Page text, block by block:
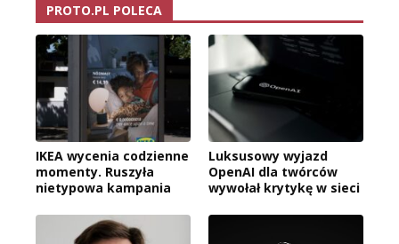
PROTO.PL POLECA
IKEA wycenia codzienne
momenty. Ruszyła
nietypowa kampania
Luksusowy wyjazd
OpenAI dla twórców
wywołał krytykę w sieci